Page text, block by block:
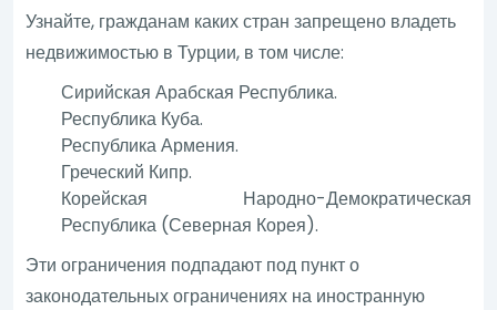
Узнайте, гражданам каких стран запрещено владеть
недвижимостью в Турции, в том числе:
Сирийская Арабская Республика.
Республика Куба.
Республика Армения.
Греческий Кипр.
Корейская Народно-Демократическая
Республика (Северная Корея).
Эти ограничения подпадают под пункт о
законодательных ограничениях на иностранную